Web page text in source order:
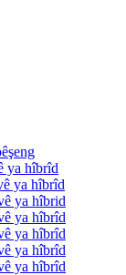
ya hîbrîd
ya hîbrîd
ya hîbrid
ya hîbrîd
ya hîbrîd
ya hîbrîd
ya hîbrîd